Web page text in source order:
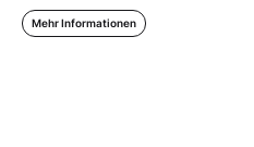
Mehr Informationen